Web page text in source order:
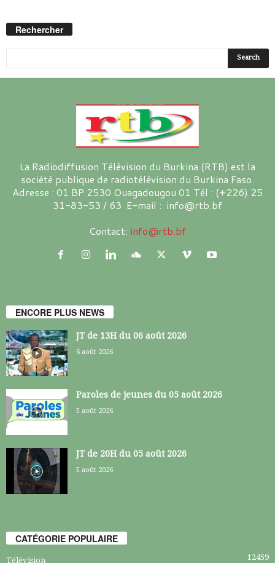
Rechercher
La Radiodiffusion Télévision du Burkina (RTB) est la
société publique de radiotélévision du Burkina Faso.
Adresse : 01 BP 2530 Ouagadougou 01 Tél : (+226) 25
31-83-53 / 63 E-mail : info@rtb.bf
Contact: info@rtb.bf
ENCORE PLUS NEWS
JT de 13H du 06 août 2026
6 août 2026
Paroles de jeunes du 05 août 2026
5 août 2026
JT de 20H du 05 août 2026
5 août 2026
CATÉGORIE POPULAIRE
Télévision 12459